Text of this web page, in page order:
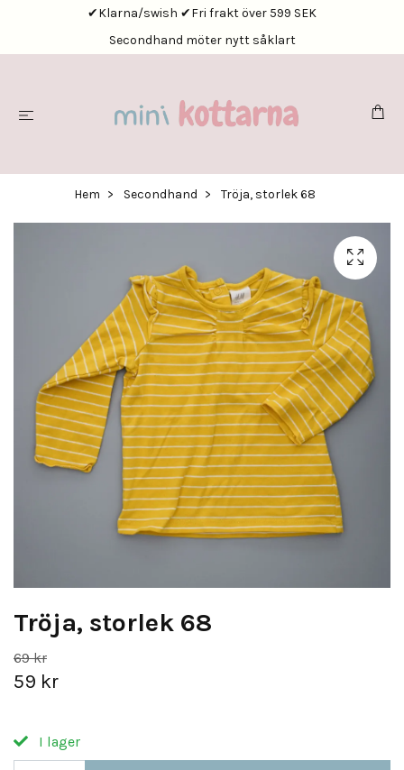
✔Klarna/swish ✔Fri frakt över 599 SEK
Secondhand möter nytt såklart
Hem Secondhand Tröja, storlek 68
Tröja, storlek 68
69 kr
59 kr
I lager